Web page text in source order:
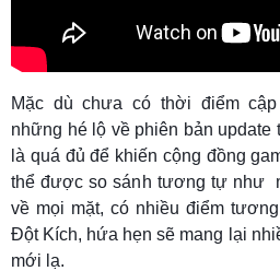
Mặc dù chưa có thời điểm
những hé lộ về phiên bản update
là quá đủ để khiến cộng đồng
thể được so sánh tương tự như
về mọi mặt, có nhiều điểm
Đột Kích, hứa hẹn sẽ mang lại
mới lạ.